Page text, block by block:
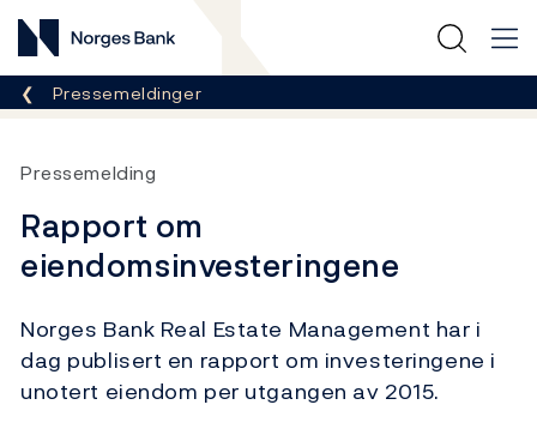
Norges Bank
Her er du nå:
Pressemeldinger
Pressemelding
Rapport om
eiendomsinvesteringene
Norges Bank Real Estate Management har i
dag publisert en rapport om investeringene i
unotert eiendom per utgangen av 2015.